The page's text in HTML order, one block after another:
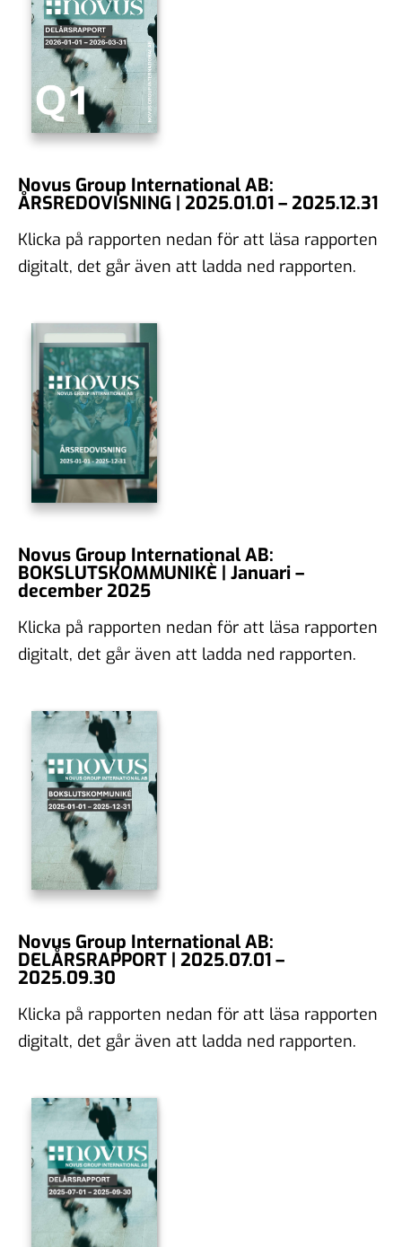
Novus Group International AB:
ÅRSREDOVISNING | 2025.01.01 – 2025.12.31
Klicka på rapporten nedan för att läsa rapporten
digitalt, det går även att ladda ned rapporten.
Novus Group International AB:
BOKSLUTSKOMMUNIKÈ | Januari –
december 2025
Klicka på rapporten nedan för att läsa rapporten
digitalt, det går även att ladda ned rapporten.
Novus Group International AB:
DELÅRSRAPPORT | 2025.07.01 –
2025.09.30
Klicka på rapporten nedan för att läsa rapporten
digitalt, det går även att ladda ned rapporten.